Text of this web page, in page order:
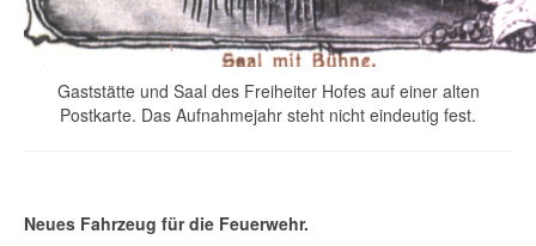
Gaststätte und Saal des Freiheiter Hofes auf einer alten
Postkarte. Das Aufnahmejahr steht nicht eindeutig fest.
Neues Fahrzeug für die Feuerwehr.